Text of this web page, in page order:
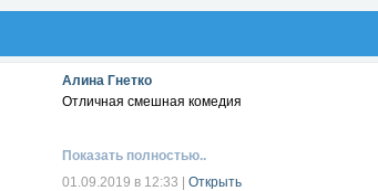
Алина Гнетко
Отличная смешная комедия
Показать полностью..
01.09.2019 в 12:33
Открыть